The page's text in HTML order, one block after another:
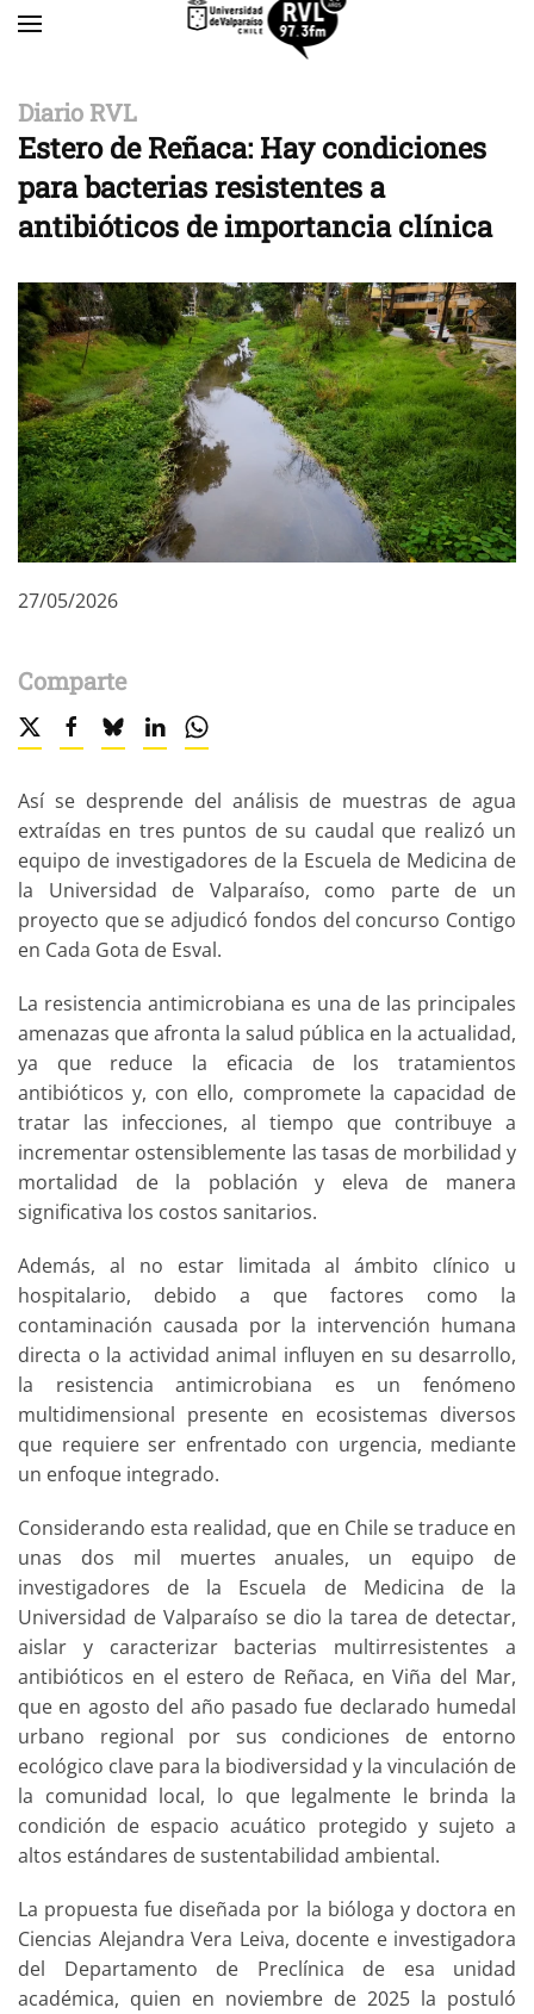
Diario RVL
Estero de Reñaca: Hay condiciones
para bacterias resistentes a
antibióticos de importancia clínica
27/05/2026
Comparte
Así se desprende del análisis de muestras de agua
extraídas en tres puntos de su caudal que realizó un
equipo de investigadores de la Escuela de Medicina de
la Universidad de Valparaíso, como parte de un
proyecto que se adjudicó fondos del concurso Contigo
en Cada Gota de Esval.
La resistencia antimicrobiana es una de las principales
amenazas que afronta la salud pública en la actualidad,
ya que reduce la eficacia de los tratamientos
antibióticos y, con ello, compromete la capacidad de
tratar las infecciones, al tiempo que contribuye a
incrementar ostensiblemente las tasas de morbilidad y
mortalidad de la población y eleva de manera
significativa los costos sanitarios.
Además, al no estar limitada al ámbito clínico u
hospitalario, debido a que factores como la
contaminación causada por la intervención humana
directa o la actividad animal influyen en su desarrollo,
la resistencia antimicrobiana es un fenómeno
multidimensional presente en ecosistemas diversos
que requiere ser enfrentado con urgencia, mediante
un enfoque integrado.
Considerando esta realidad, que en Chile se traduce en
unas dos mil muertes anuales, un equipo de
investigadores de la Escuela de Medicina de la
Universidad de Valparaíso se dio la tarea de detectar,
aislar y caracterizar bacterias multirresistentes a
antibióticos en el estero de Reñaca, en Viña del Mar,
que en agosto del año pasado fue declarado humedal
urbano regional por sus condiciones de entorno
ecológico clave para la biodiversidad y la vinculación de
la comunidad local, lo que legalmente le brinda la
condición de espacio acuático protegido y sujeto a
altos estándares de sustentabilidad ambiental.
La propuesta fue diseñada por la bióloga y doctora en
Ciencias Alejandra Vera Leiva, docente e investigadora
del Departamento de Preclínica de esa unidad
académica, quien en noviembre de 2025 la postuló